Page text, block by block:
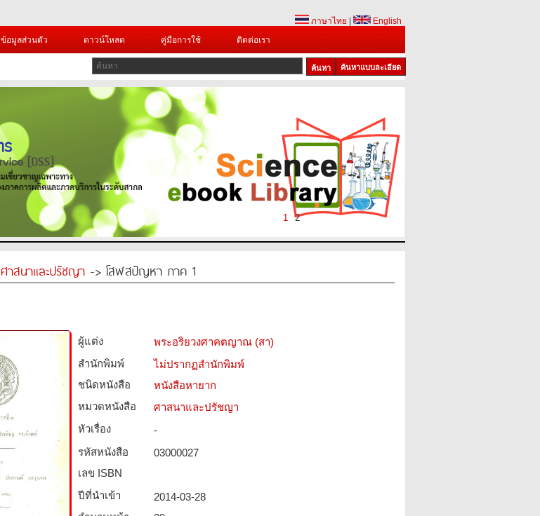
ภาษาไทย
English
ข้อมูลส่วนตัว ดาวน์โหลด คู่มือการใช้ ติดต่อเรา
ค้นหาแบบละเอียด
1 2
ศาสนาและปรัชญา -> โสฬสปัญหา ภาค 1
ผู้แต่ง
พระอริยวงศาคตญาณ (สา)
สำนักพิมพ์
ไม่ปรากฏสำนักพิมพ์
ชนิดหนังสือ­
หนังสือหายาก
หมวดหนังสือ­
ศาสนาและปรัชญา
หัวเรื่อง
-
รหัสหนังสือ­
03000027
เลข ISBN
ปีที่นำเข้า
2014-03-28